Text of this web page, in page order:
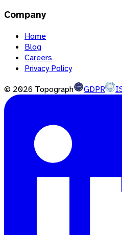
Company
Home
Blog
Careers
Privacy Policy
© 2026 Topograph GDPR